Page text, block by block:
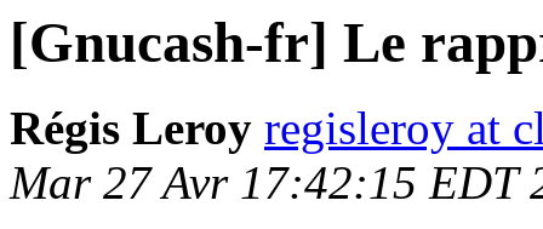
[Gnucash-fr] Le
Régis Leroy regisleroy at
Mar 27 Avr 17:42:15 EDT